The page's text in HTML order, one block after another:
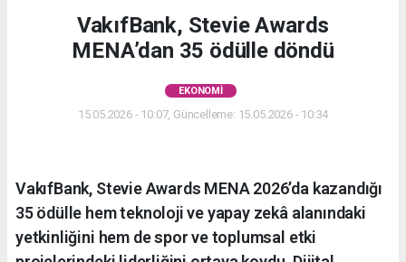
VakıfBank, Stevie Awards
MENA’dan 35 ödülle döndü
EKONOMI
15.05.2026 - 10:07, Güncelleme: 15.05.2026 - 10:34
VakıfBank, Stevie Awards MENA 2026’da kazandığı
35 ödülle hem teknoloji ve yapay zekâ alanındaki
yetkinliğini hem de spor ve toplumsal etki